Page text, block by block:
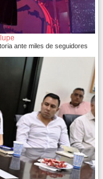
ante miles de seguidores